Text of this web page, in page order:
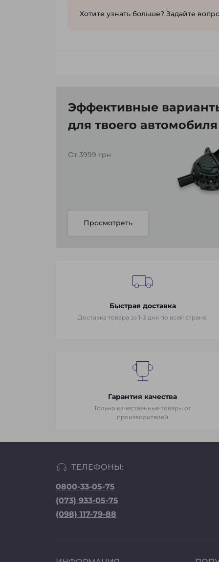
Хотите узнать больше? Задайте
Эффективные
для твоего автомобиля
От 3999 грн
Просмотреть
Быстрая доставка
Доставка товара за 1-3 дня по всей стране.
Гарантия качества
Только качественные товары от
производителей
ТЕЛЕФОНЫ:
0800-33-05-75
(073) 933-05-75
(098) 117-79-88